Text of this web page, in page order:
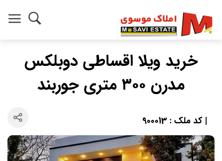
خرید ویلا اقساطی دوبلکس
مدرن ۳۰۰ متری جوربند
| کد ملک : 900013